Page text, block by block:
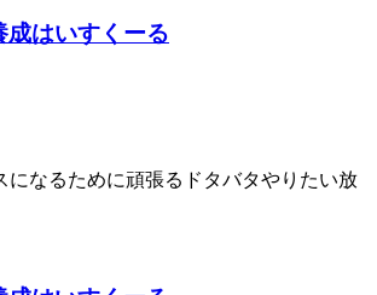
成はいすくーる
になるために頑張るドタバタやりたい放